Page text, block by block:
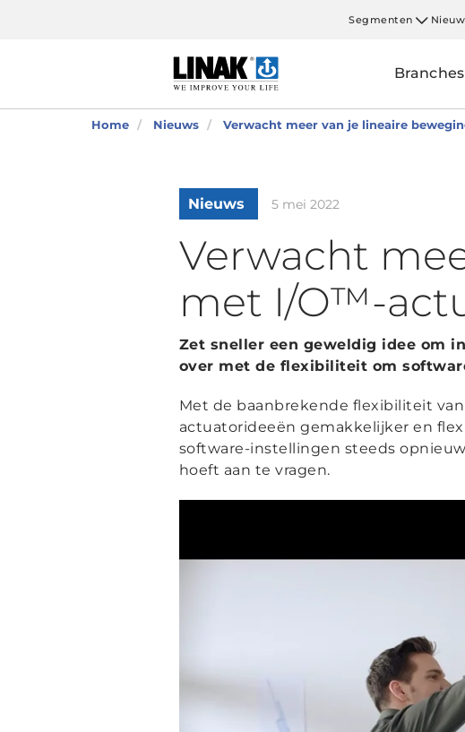
Segmenten
Branches
Home Nieuws Verwacht meer van je lineaire
Nieuws 5 mei 2022
Verwacht
met I/O™-
Zet sneller een geweldig idee om
over met de flexibiliteit om
Met de baanbrekende flexibiliteit
actuatorideeën gemakkelijker en
software-instellingen steeds
hoeft aan te vragen.